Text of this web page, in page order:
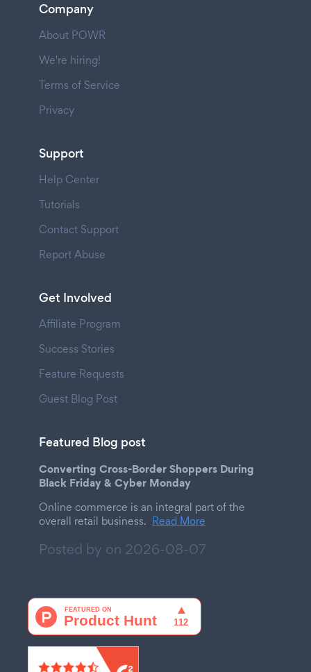
Company
About POWR
We're hiring!
Terms of Service
Privacy
Support
Help Center
Tutorials
Contact Support
Report Abuse
Get Involved
Affiliate Program
Success Stories
Feature Requests
Guest Blog Post
Featured Blog post
Converting Cross-Border Shoppers During
Black Friday & Cyber Monday
Online commerce is an integral part of the
overall retail business. Read More
Posted by on 2026-08-07